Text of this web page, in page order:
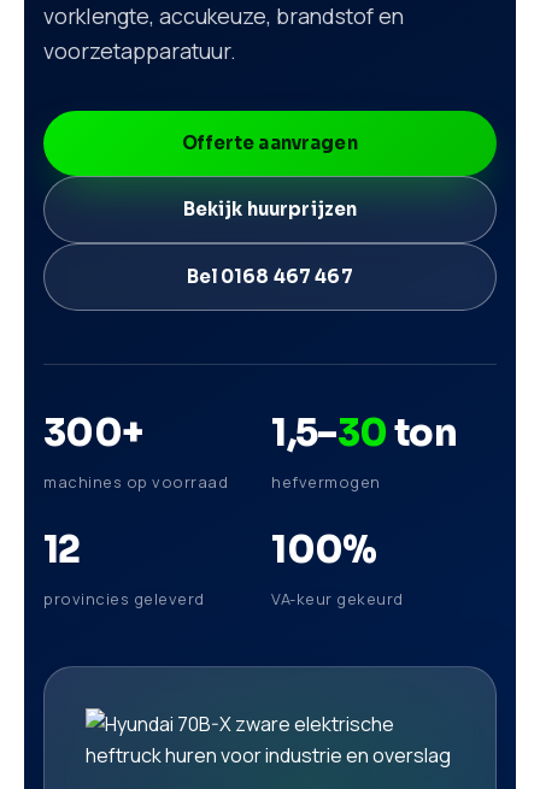
vorklengte, accukeuze, brandstof en
voorzetapparatuur.
Offerte aanvragen
Bekijk huurprijzen
Bel 0168 467 467
300+
machines op voorraad
1,5–30ton
hefvermogen
12
provincies geleverd
100%
VA-keur gekeurd